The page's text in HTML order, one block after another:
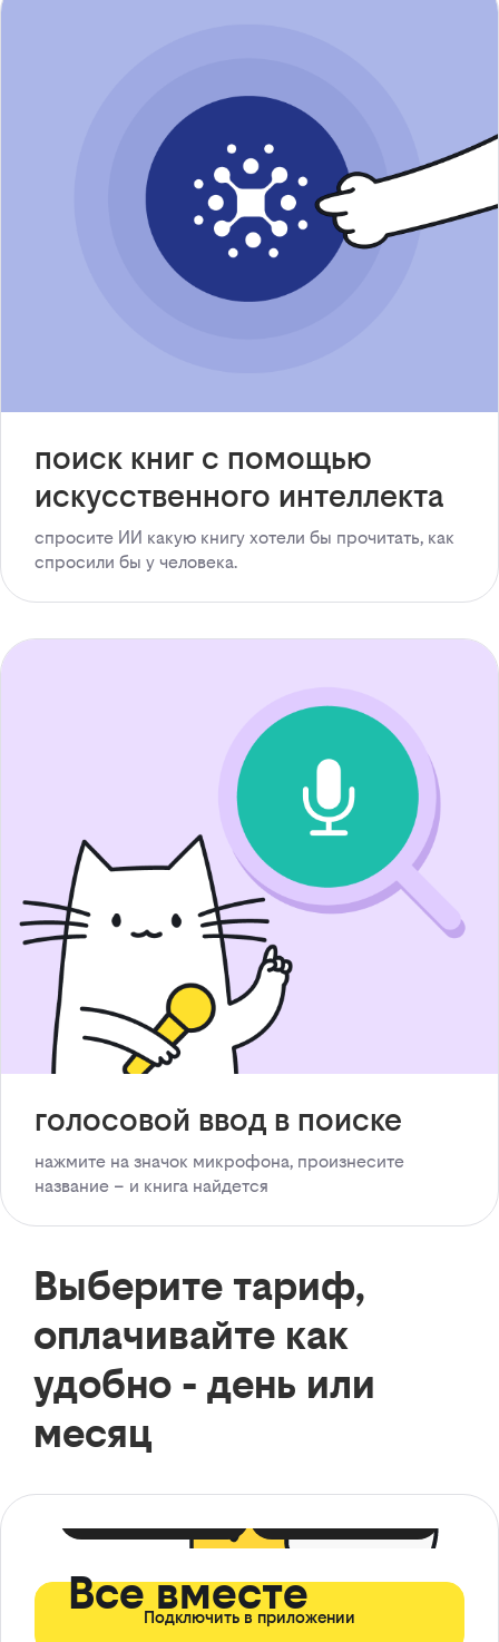
поиск книг с помощью
искусственного интеллекта
спросите ИИ какую книгу хотели бы прочитать, как
спросили бы у человека.
голосовой ввод в поиске
нажмите на значок микрофона, произнесите
название – и книга найдется
Выберите тариф,
оплачивайте как
удобно - день или
месяц
Все вместе
Подключить в приложении